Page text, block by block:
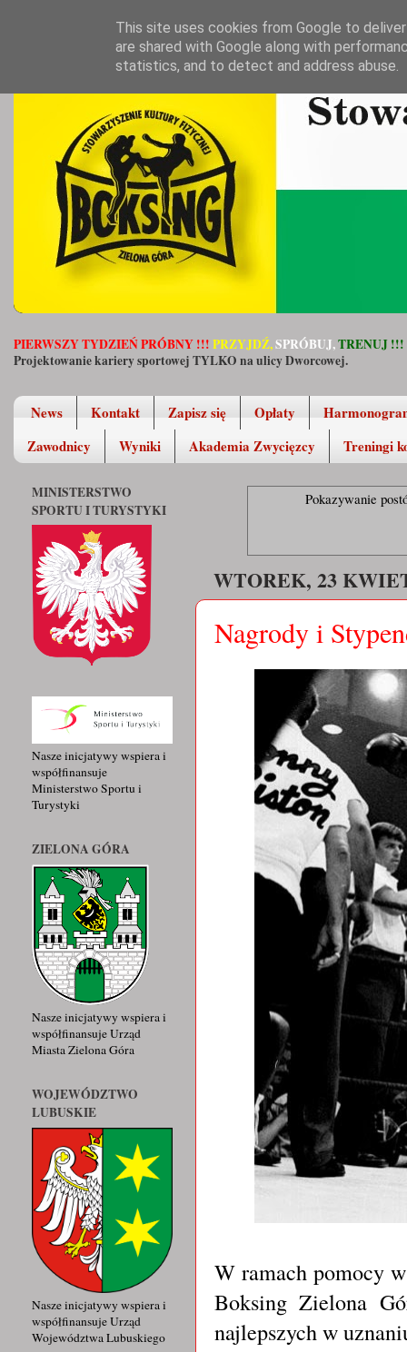
PIERWSZY TYDZIEŃ PRÓBNY !!! PRZYJDŹ,SPRÓBUJ,TRENUJ !!!
Projektowanie kariery sportowej TYLKO na ulicy Dworcowej.
News Kontakt Zapisz się Opłaty
Zawodnicy
Wyniki Akademia Zwycięzcy Treningi
Pokazywanie
WTOREK, 23
Nagrody i
W ramach pomocy
Boksing Zielona
najlepszych w
MINISTERSTWO
SPORTU I TURYSTYKI
Nasze inicjatywy wspiera i
współfinansuje
Ministerstwo Sportu i
Turystyki
ZIELONA GÓRA
Nasze inicjatywy wspiera i
współfinansuje Urząd
Miasta Zielona Góra
WOJEWÓDZTWO
LUBUSKIE
Nasze inicjatywy wspiera i
współfinansuje Urząd
Województwa Lubuskiego
This site uses cookies from Google to
are shared with Google along with
statistics, and to detect and address abuse.